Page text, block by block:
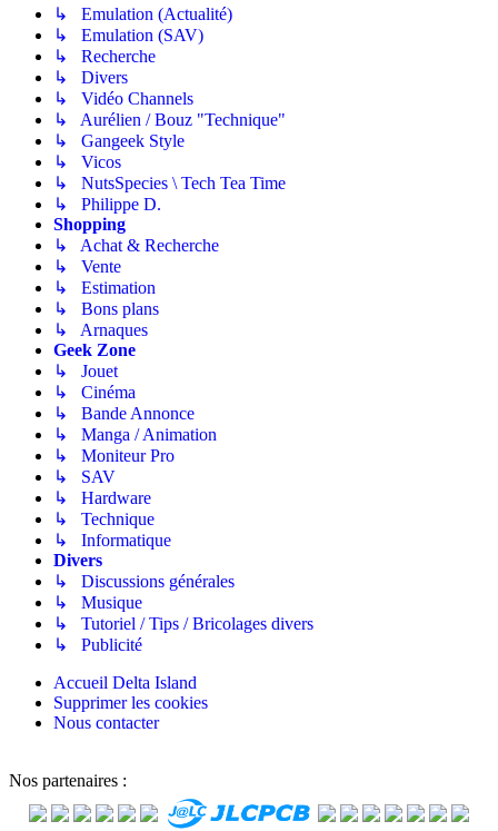
↳ Emulation (Actualité)
↳ Emulation (SAV)
↳ Recherche
↳ Divers
↳ Vidéo Channels
↳ Aurélien / Bouz "Technique"
↳ Gangeek Style
↳ Vicos
↳ NutsSpecies \ Tech Tea Time
↳ Philippe D.
Shopping
↳ Achat & Recherche
↳ Vente
↳ Estimation
↳ Bons plans
↳ Arnaques
Geek Zone
↳ Jouet
↳ Cinéma
↳ Bande Annonce
↳ Manga / Animation
↳ Moniteur Pro
↳ SAV
↳ Hardware
↳ Technique
↳ Informatique
Divers
↳ Discussions générales
↳ Musique
↳ Tutoriel / Tips / Bricolages divers
↳ Publicité
Accueil Delta Island
Supprimer les cookies
Nous contacter
Nos partenaires :